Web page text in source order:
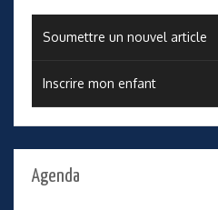
Soumettre un nouvel article
Inscrire mon enfant
Agenda